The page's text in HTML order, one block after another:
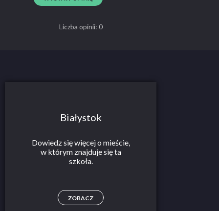
Liczba opinii: 0
Białystok
Dowiedz się więcej o mieście,
w którym znajduje się ta
szkoła.
ZOBACZ